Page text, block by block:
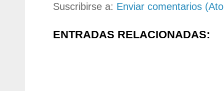
Suscribirse a: Enviar comentarios
ENTRADAS RELACIONADAS: